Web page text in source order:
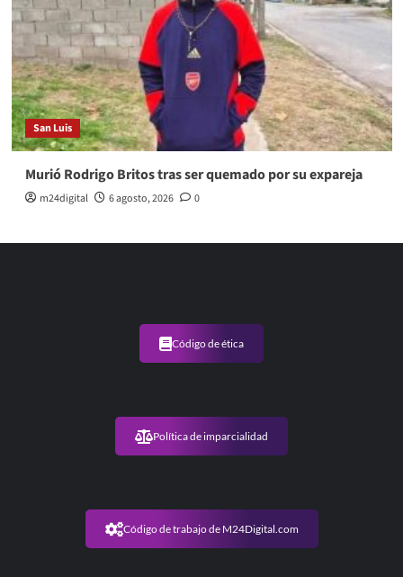
San Luis
Murió Rodrigo Britos tras ser quemado por su expareja
m24digital 6 agosto, 2026 0
Código de ética
Política de imparcialidad
Código de trabajo de M24Digital.com